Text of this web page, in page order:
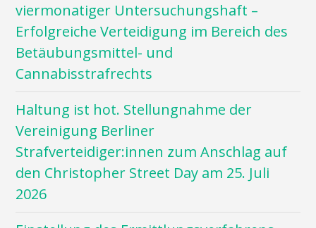
viermonatiger Untersuchungshaft –
Erfolgreiche Verteidigung im Bereich des
Betäubungsmittel- und
Cannabisstrafrechts
Haltung ist hot. Stellungnahme der
Vereinigung Berliner
Strafverteidiger:innen zum Anschlag auf
den Christopher Street Day am 25. Juli
2026